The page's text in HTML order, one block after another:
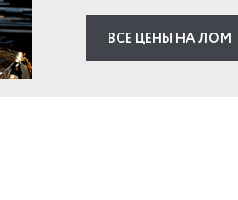
ВСЕ ЦЕНЫ НА ЛОМ